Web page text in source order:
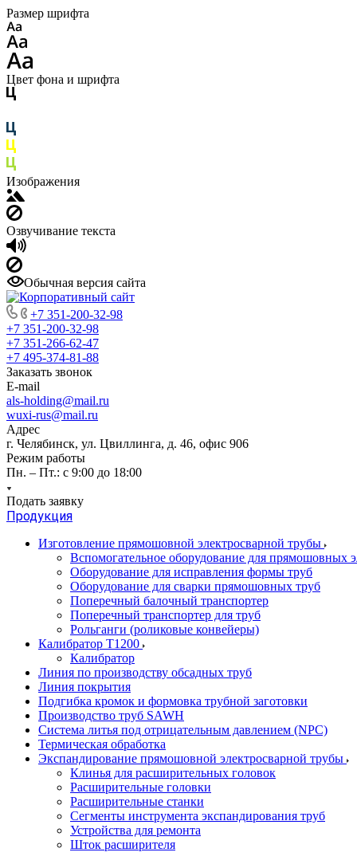
Размер шрифта
Цвет фона и шрифта
Изображения
Озвучивание текста
Обычная версия сайта
+7 351-200-32-98
+7 351-200-32-98
+7 351-266-62-47
+7 495-374-81-88
Заказать звонок
E-mail
als-holding@mail.ru
wuxi-rus@mail.ru
Адрес
г. Челябинск, ул. Цвиллинга, д. 46, офис 906
Режим работы
Пн. – Пт.: с 9:00 до 18:00
Подать заявку
Продукция
Изготовление прямошовной электросварной трубы
Вспомогательное оборудование для прямошовных
Оборудование для исправления формы труб
Оборудование для сварки прямошовных труб
Поперечный балочный транспортер
Поперечный транспортер для труб
Рольганги (роликовые конвейеры)
Калибратор Т1200
Калибратор
Линия по производству обсадных труб
Линия покрытия
Подгибка кромок и формовка трубной заготовки
Производство труб SAWH
Система литья под отрицательным давлением (NPC)
Термическая обработка
Экспандирование прямошовной электросварной трубы
Клинья для расширительных головок
Расширительные головки
Расширительные станки
Сегменты инструмента экспандирования труб
Устройства для ремонта
Шток расширителя